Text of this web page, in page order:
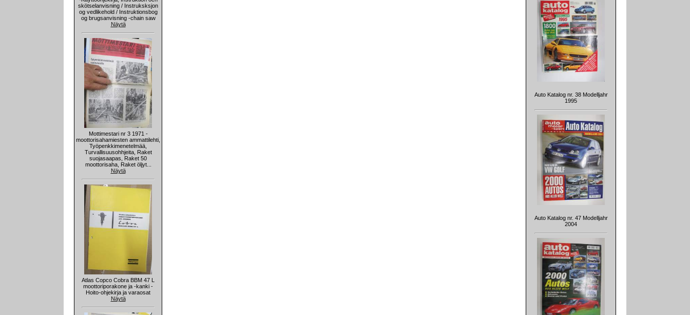
skötselanvisning / Instruksksjon
og vedlikehold / Instruktionsbog
og brugsanvisning -chain saw
Näytä
Mottimestari nr 3 1971 -
moottorisahamiesten ammattilehti,
Työpenkkimenetelmää,
Turvallisuusohhjeita, Raket
suojasaapas, Raket 50
moottorisaha, Raket öljyt...
Näytä
Atlas Copco Cobra BBM 47 L
moottoriporakone ja -kanki -
Hoito-ohjekirja ja varaosat
Näytä
Auto Katalog nr. 38 Modelljahr
1995
Auto Katalog nr. 47 Modelljahr
2004